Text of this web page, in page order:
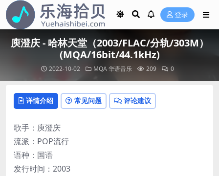
登录
庾澄庆 - 哈林天堂（2003/FLAC/分轨/303M）
(MQA/16bit/44.1kHz)
2022-10-02 MQA华语音乐 209 0
详情介绍 常见问题 评论建议
歌手：庾澄庆
流派：POP流行
语种：国语
发行时间：2003